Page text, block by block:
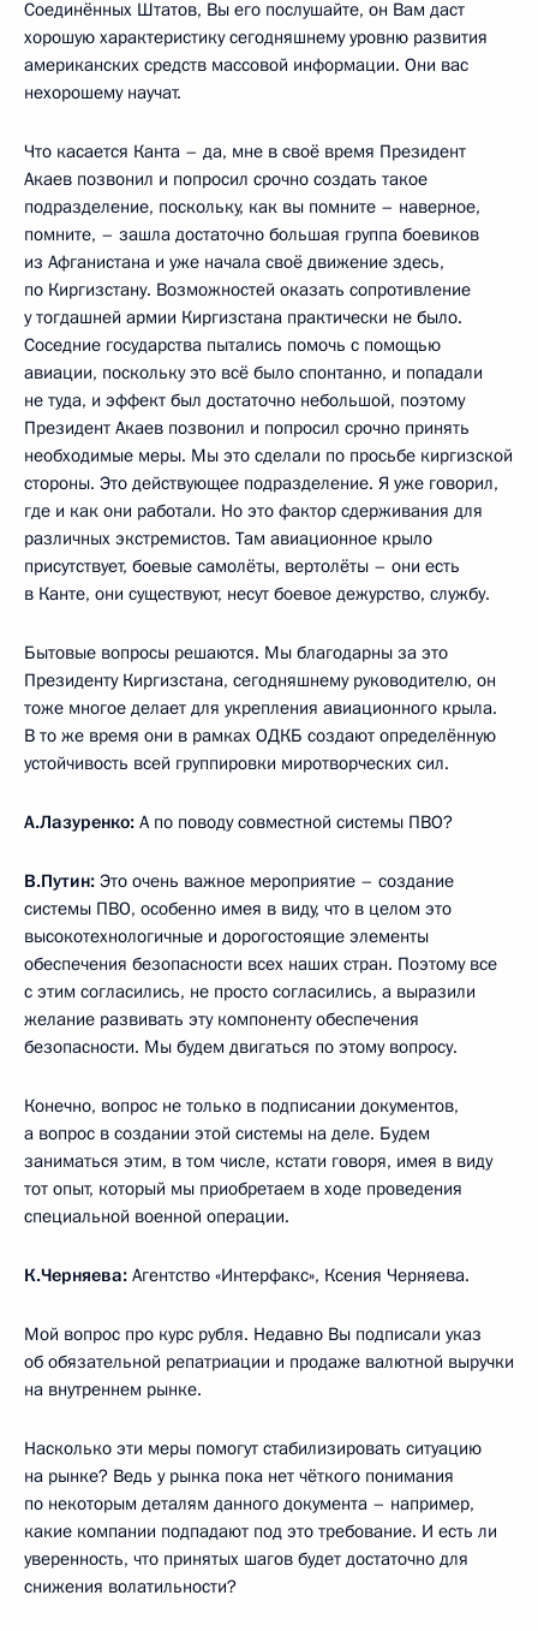
Соединённых Штатов, Вы его послушайте, он Вам даст
хорошую характеристику сегодняшнему уровню развития
американских средств массовой информации. Они вас
нехорошему научат.
Что касается Канта – да, мне в своё время Президент
Акаев позвонил и попросил срочно создать такое
подразделение, поскольку, как вы помните – наверное,
помните, – зашла достаточно большая группа боевиков
из Афганистана и уже начала своё движение здесь,
по Киргизстану. Возможностей оказать сопротивление
у тогдашней армии Киргизстана практически не было.
Соседние государства пытались помочь с помощью
авиации, поскольку это всё было спонтанно, и попадали
не туда, и эффект был достаточно небольшой, поэтому
Президент Акаев позвонил и попросил срочно принять
необходимые меры. Мы это сделали по просьбе киргизской
стороны. Это действующее подразделение. Я уже говорил,
где и как они работали. Но это фактор сдерживания для
различных экстремистов. Там авиационное крыло
присутствует, боевые самолёты, вертолёты – они есть
в Канте, они существуют, несут боевое дежурство, службу.
Бытовые вопросы решаются. Мы благодарны за это
Президенту Киргизстана, сегодняшнему руководителю, он
тоже многое делает для укрепления авиационного крыла.
В то же время они в рамках ОДКБ создают определённую
устойчивость всей группировки миротворческих сил.
А.Лазуренко: А по поводу совместной системы ПВО?
В.Путин: Это очень важное мероприятие – создание
системы ПВО, особенно имея в виду, что в целом это
высокотехнологичные и дорогостоящие элементы
обеспечения безопасности всех наших стран. Поэтому все
с этим согласились, не просто согласились, а выразили
желание развивать эту компоненту обеспечения
безопасности. Мы будем двигаться по этому вопросу.
Конечно, вопрос не только в подписании документов,
а вопрос в создании этой системы на деле. Будем
заниматься этим, в том числе, кстати говоря, имея в виду
тот опыт, который мы приобретаем в ходе проведения
специальной военной операции.
К.Черняева: Агентство «Интерфакс», Ксения Черняева.
Мой вопрос про курс рубля. Недавно Вы подписали указ
об обязательной репатриации и продаже валютной выручки
на внутреннем рынке.
Насколько эти меры помогут стабилизировать ситуацию
на рынке? Ведь у рынка пока нет чёткого понимания
по некоторым деталям данного документа – например,
какие компании подпадают под это требование. И есть ли
уверенность, что принятых шагов будет достаточно для
снижения волатильности?